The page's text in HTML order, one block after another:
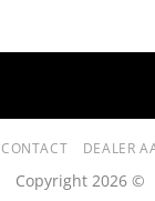
CONTACT DEALER
Copyright 2026 ©